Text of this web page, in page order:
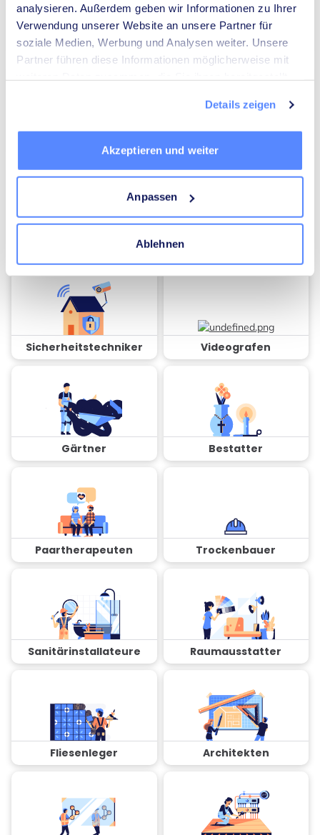
analysieren. Außerdem geben wir Informationen zu Ihrer
Verwendung unserer Website an unsere Partner für
soziale Medien, Werbung und Analysen weiter. Unsere
Partner führen diese Informationen möglicherweise mit
Details zeigen
Akzeptieren und weiter
Anpassen
Ablehnen
Umzugsunternehmen Heizungsbauer
Elektriker Mediatoren
Sicherheitstechniker Videografen
Gärtner Bestatter
Paartherapeuten Trockenbauer
Sanitärinstallateure Raumausstatter
Fliesenleger Architekten